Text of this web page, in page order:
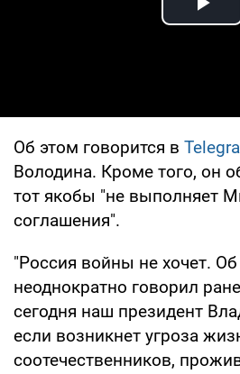
Об этом говорится в
Володина. Кроме того, он
тот якобы "не выполняет
соглашения".
"Россия войны не хочет.
неоднократно говорил
сегодня наш президент
если возникнет угроза
соотечественников,